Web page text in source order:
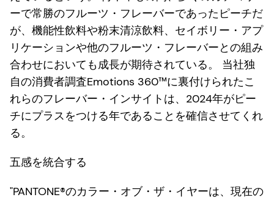
ーで常勝のフルーツ・フレーバーであったピーチだ
が、機能性飲料や粉末清涼飲料、セイボリー・アプ
リケーションや他のフルーツ・フレーバーとの組み
合わせにおいても成長が期待されている。 当社独
自の消費者調査Emotions 360™に裏付けられたこ
れらのフレーバー・インサイトは、2024年がピー
チにプラスをつける年であることを確信させてくれ
る。
五感を統合する
"PANTONE®のカラー・オブ・ザ・イヤーは、現在の